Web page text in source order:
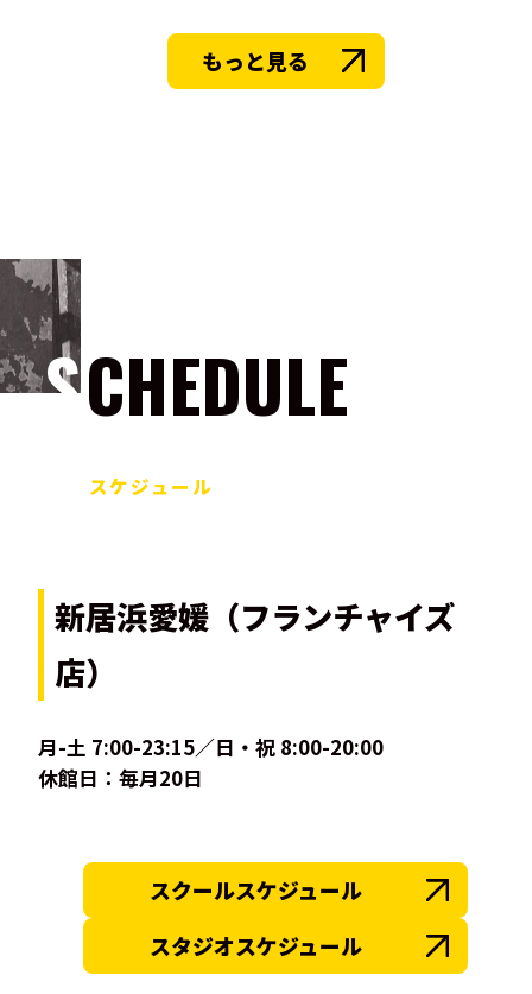
もっと見る
SCHEDULE
スケジュール
新居浜愛媛（フランチャイズ
店）
月-土 7:00-23:15／日・祝 8:00-20:00
休館日：毎月20日
スクールスケジュール
スタジオスケジュール